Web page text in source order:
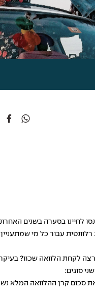
לחיינו בסערה בשנים
רלוונטית עבור כל מי
לקחת הלוואה שכזו? בעיקר
סוגים:
סכום קרן ההלוואה המלא